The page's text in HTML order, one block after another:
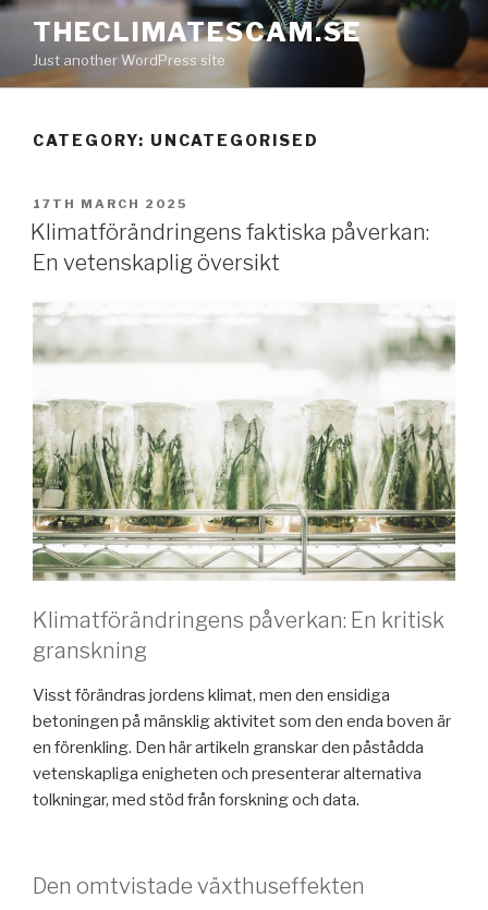
Skip
content
THECLIMATESCAM.SE
Just another WordPress site
CATEGORY: UNCATEGORISED
POSTED
ON
17TH MARCH 2025
Klimatförändringens faktiska påverkan:
En vetenskaplig översikt
Klimatförändringens påverkan: En kritisk
granskning
Visst förändras jordens klimat, men den ensidiga
betoningen på mänsklig aktivitet som den enda boven är
en förenkling. Den här artikeln granskar den påstådda
vetenskapliga enigheten och presenterar alternativa
tolkningar, med stöd från forskning och data.
Den omtvistade växthuseffekten